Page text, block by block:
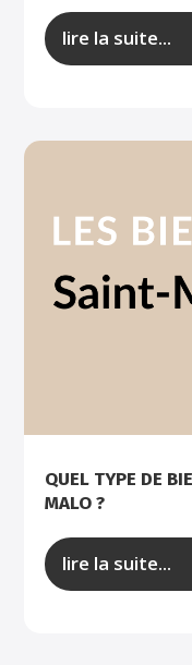
lire la suite...
QUEL TYPE DE
MALO ?
lire la suite...